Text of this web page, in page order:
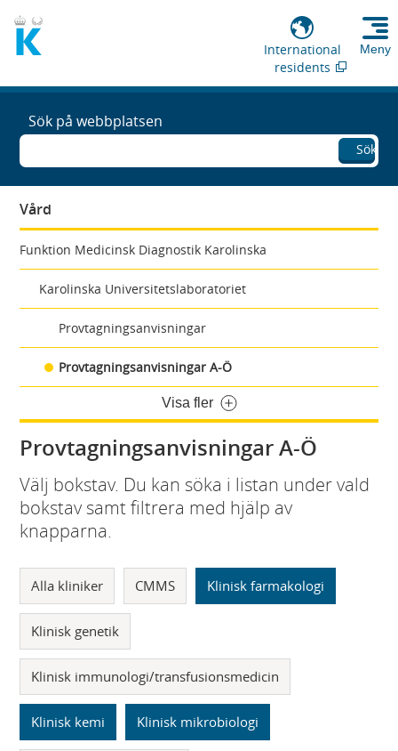
International
residents
Meny
Sök på webbplatsen
Sök
Vård
Funktion Medicinsk Diagnostik Karolinska
Karolinska Universitetslaboratoriet
Provtagningsanvisningar
Provtagningsanvisningar A-Ö
Visa fler
Provtagningsanvisningar A-Ö
Välj bokstav. Du kan söka i listan under vald
bokstav samt filtrera med hjälp av
knapparna.
Alla kliniker CMMS Klinisk farmakologi
Klinisk genetik
Klinisk immunologi/transfusionsmedicin
Klinisk kemi Klinisk mikrobiologi